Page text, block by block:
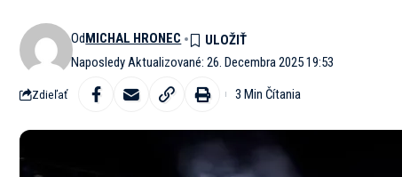
Naposledy Aktualizované: 26. Decembra 2025 19:53
OdMICHAL HRONEC
Zdieľať 3 Min Čítania